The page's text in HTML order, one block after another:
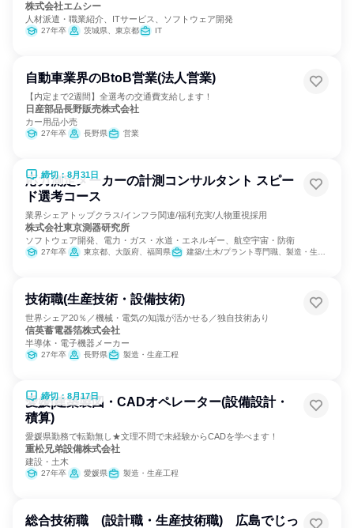
株式会社エムシー
人材派遣・職業紹介、ITサービス、ソフトウェア開発
27年卒 茨城県、東京都 IT
自動車業界のBtoB営業(法人営業)
【内定まで2週間】全選考の交通費支給します！
日産部品長野販売株式会社
カー用品小売
27年卒 長野県 営業
締切：8月31日
応力測定メーカーの計測コンサルタント スピー
ド選考コース
業界シェアトップクラス/インフラ関連/福利充実/人物重視採用
株式会社東京測器研究所
ソフトウェア開発、電力・ガス・水道・エネルギー、航空宇宙・防衛
27年卒 東京都、大阪府、福岡県 建築/土木/プラント専門職、製造・生産工程、経営/事業企画
技術職(生産技術・設備技術)
世界シェア20％／機械・電気の知識が活かせる／独自技術あり
信英蓄電器箔株式会社
半導体・電子機器メーカー
27年卒 長野県 製造・生産工程
締切：8月17日
愛媛|建築製図・CADオペレーター(設備設計・
積算)
愛媛県勤務で転勤無し★文理不問で未経験からCADを学べます！
重松兄弟設備株式会社
建設・土木
27年卒 愛媛県 製造・生産工程
総合技術職 (設計職・生産技術職) 広島でじっ